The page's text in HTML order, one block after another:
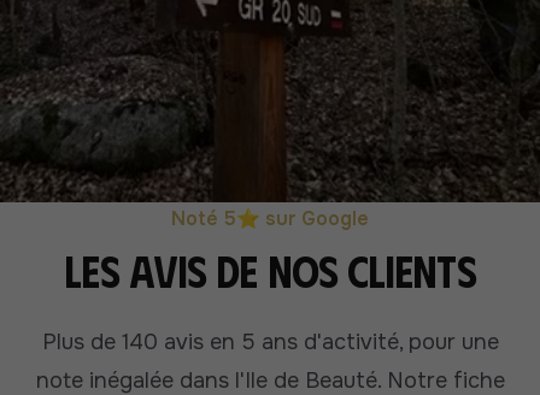
Noté 5⭐ sur Google
Les avis de nos clients
Plus de 140 avis en 5 ans d'activité, pour une
note inégalée dans l'Ile de Beauté. Notre fiche